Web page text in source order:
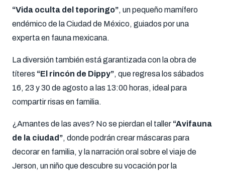
“Vida oculta del teporingo”, un pequeño mamífero
endémico de la Ciudad de México, guiados por una
experta en fauna mexicana.
La diversión también está garantizada con la obra de
títeres “El rincón de Dippy”, que regresa los sábados
16, 23 y 30 de agosto a las 13:00 horas, ideal para
compartir risas en familia.
¿Amantes de las aves? No se pierdan el taller “Avifauna
de la ciudad”, donde podrán crear máscaras para
decorar en familia, y la narración oral sobre el viaje de
Jerson, un niño que descubre su vocación por la